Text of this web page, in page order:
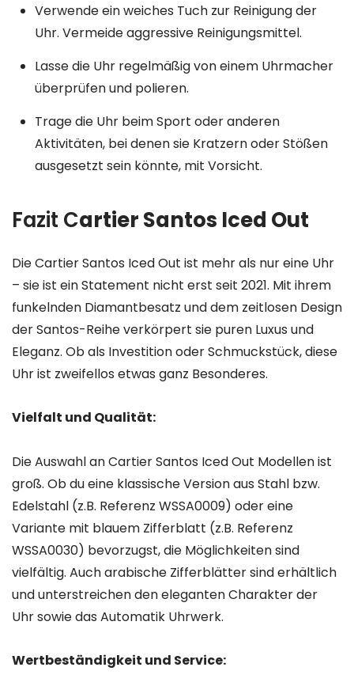
Verwende ein weiches Tuch zur Reinigung der
Uhr. Vermeide aggressive Reinigungsmittel.
Lasse die Uhr regelmäßig von einem Uhrmacher
überprüfen und polieren.
Trage die Uhr beim Sport oder anderen
Aktivitäten, bei denen sie Kratzern oder Stößen
ausgesetzt sein könnte, mit Vorsicht.
Fazit Cartier Santos Iced Out
Die Cartier Santos Iced Out ist mehr als nur eine Uhr
– sie ist ein Statement nicht erst seit 2021. Mit ihrem
funkelnden Diamantbesatz und dem zeitlosen Design
der Santos-Reihe verkörpert sie puren Luxus und
Eleganz. Ob als Investition oder Schmuckstück, diese
Uhr ist zweifellos etwas ganz Besonderes.
Vielfalt und Qualität:
Die Auswahl an Cartier Santos Iced Out Modellen ist
groß. Ob du eine klassische Version aus Stahl bzw.
Edelstahl (z.B. Referenz WSSA0009) oder eine
Variante mit blauem Zifferblatt (z.B. Referenz
WSSA0030) bevorzugst, die Möglichkeiten sind
vielfältig. Auch arabische Zifferblätter sind erhältlich
und unterstreichen den eleganten Charakter der
Uhr sowie das Automatik Uhrwerk.
Wertbeständigkeit und Service: